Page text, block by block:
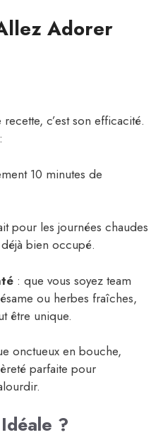
Adorer
c’est son efficacité.
10 minutes de
pour les journées chaudes
bien occupé.
: que vous soyez team
ou herbes fraîches,
être unique.
onctueux en bouche,
parfaite pour
?